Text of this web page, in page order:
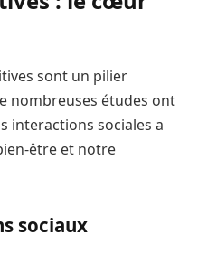
sont un pilier
nombreuses études ont
interactions sociales a
être et notre
sociaux